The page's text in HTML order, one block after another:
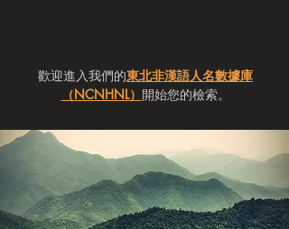
歡迎進入我們的東北非漢語人名數據庫
（NCNHNL） 開始您的檢索。